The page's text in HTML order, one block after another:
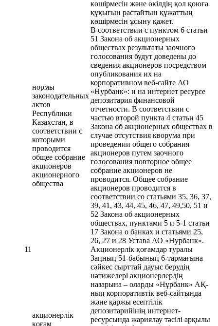
көшірмесін және өкілдің қол қоюға
құқығын растайтын құжаттың
көшірмесін ұсыну қажет.
11
нормы
законодательных
актов
Республики
Казахстан, в
соответствии с
которыми
проводится
общее собрание
акционеров
акционерного
общества
В соответствии с пунктом 6 статьи
51 Закона об акционерных
обществах результаты заочного
голосования будут доведены до
сведения акционеров посредством
опубликования их на
корпоративном веб-сайте АО
«Нурбанк»: и на интернет ресурсе
депозитария финансовой
отчетности. В соответствии с
частью второй пункта 4 статьи 45
Закона об акционерных обществах в
случае отсутствия кворума при
проведении общего собрания
акционеров путем заочного
голосования повторное общее
собрание акционеров не
проводится. Общее собрание
акционеров проводится в
соответствии со статьями 35, 36, 37,
39, 41, 43, 44, 45, 46, 47, 49,50, 51 и
52 Закона об акционерных
обществах, пунктами 5 и 5-1 статьи
17 Закона о банках и статьями 25,
26, 27 и 28 Устава АО «Нурбанк».
акционерлік
қоғам
Акционерлік қоғамдар туралы
Заңның 51-бабының 6-тармағына
сәйкес сырттай дауыс берудің
нәтижелері акционерлердің
назарына – оларды «Нұрбанк» АҚ-
ның корпоративтік веб-сайтында
және қаржы есептілік
депозитарийінің интернет-
ресурсында жариялау тәсілі арқылы